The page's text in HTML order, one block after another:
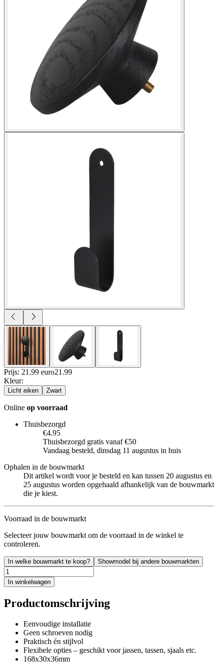
Prijs: 21.99 euro21 .99
Kleur:
Licht eiken Zwart
Online op voorraad
Thuisbezorgd
€4.95
Thuisbezorgd gratis vanaf €50
Vandaag besteld, dinsdag 11 augustus in huis
Ophalen in de bouwmarkt
Dit artikel wordt voor je besteld en kan tussen 20 augustus en
25 augustus worden opgehaald afhankelijk van de bouwmarkt
die je kiest.
Voorraad in de bouwmarkt
Selecteer jouw bouwmarkt om de voorraad in de winkel te
controleren.
In welke bouwmarkt te koop? Showmodel bij andere bouwmarkten
In winkelwagen
Productomschrijving
Eenvoudige installatie
Geen schroeven nodig
Praktisch én stijlvol
Flexibele opties – geschikt voor jassen, tassen, sjaals etc.
168x30x36mm